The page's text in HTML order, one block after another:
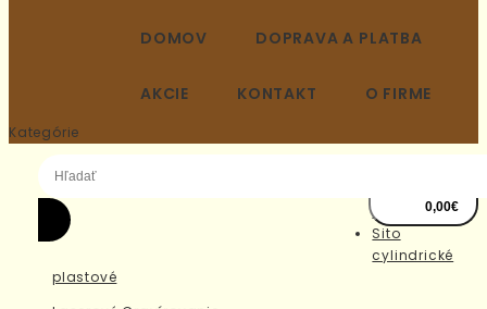
DOMOV DOPRAVA A PLATBA
AKCIE KONTAKT O FIRME
Kategórie
0,00€
medom
Sito
cylindrické
plastové